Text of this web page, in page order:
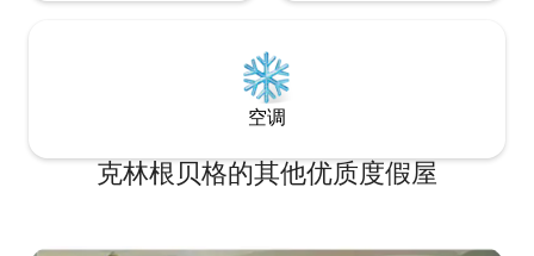
空调
克林根贝格的其他优质度假屋